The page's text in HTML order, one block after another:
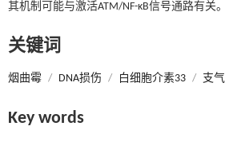
其机制可能与激活ATM/NF-κB信号通路有关。
关键词
烟曲霉 / DNA损伤 / 白细胞介素33 / 支
Key words